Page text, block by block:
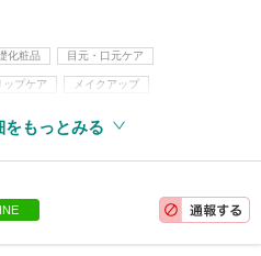
化粧品 目元・口元ケア
ップケア メイクアップ
をもっとみる